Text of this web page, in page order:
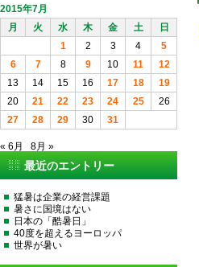
2015年7月
月
火 水 木 金 土
日
1
2 3 4
5
6
7 8 9 10 11
12
13
14 15 16 17 18
19
20
21 22 23 24 25
26
27
28 29 30 31
« 6月 8月 »
最近のエントリー
猛暑は企業の経営課題
暑さに国境はない
日本の「酷暑日」
40度を超えるヨーロッパ
世界が暑い